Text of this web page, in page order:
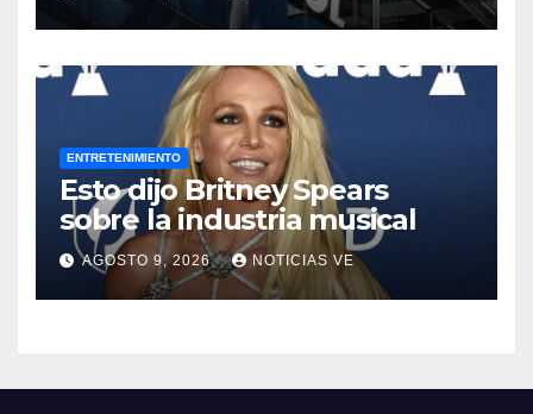
ENTRETENIMIENTO
Esto dijo Britney Spears
sobre la industria musical
AGOSTO 9, 2026 NOTICIAS VE